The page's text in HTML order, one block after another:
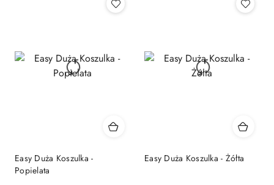
Easy Duża Koszulka -
Popielata
Easy Duża Koszulka - Żółta